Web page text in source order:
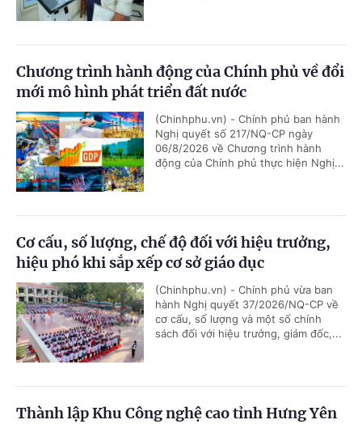
Chương trình hành động của Chính phủ về đổi
mới mô hình phát triển đất nước
(Chinhphu.vn) - Chính phủ ban hành
Nghị quyết số 217/NQ-CP ngày
06/8/2026 về Chương trình hành
động của Chính phủ thực hiện Nghị...
Cơ cấu, số lượng, chế độ đối với hiệu trưởng,
hiệu phó khi sắp xếp cơ sở giáo dục
(Chinhphu.vn) - Chính phủ vừa ban
hành Nghị quyết 37/2026/NQ-CP về
cơ cấu, số lượng và một số chính
sách đối với hiệu trưởng, giám đốc,...
Thành lập Khu Công nghệ cao tỉnh Hưng Yên